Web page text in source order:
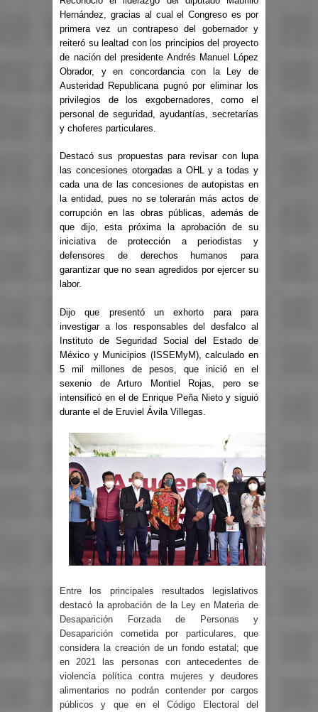
Hernández, gracias al cual el Congreso es por
primera vez un contrapeso del gobernador y
reiteró su lealtad con los principios del proyecto
de nación del presidente Andrés Manuel López
Obrador, y en concordancia con la Ley de
Austeridad Republicana pugnó por eliminar los
privilegios de los exgobernadores, como el
personal de seguridad, ayudantías, secretarías
y choferes particulares.
Destacó sus propuestas para revisar con lupa
las concesiones otorgadas a OHL y a todas y
cada una de las concesiones de autopistas en
la entidad, pues no se tolerarán más actos de
corrupción en las obras públicas, además de
que dijo, esta próxima la aprobación de su
iniciativa de protección a periodistas y
defensores de derechos humanos para
garantizar que no sean agredidos por ejercer su
labor.
Dijo que presentó un exhorto para para
investigar a los responsables del desfalco al
Instituto de Seguridad Social del Estado de
México y Municipios (ISSEMyM), calculado en
5 mil millones de pesos, que inició en el
sexenio de Arturo Montiel Rojas, pero se
intensificó en el de Enrique Peña Nieto y siguió
durante el de Eruviel Ávila Villegas.
Entre los principales resultados legislativos
destacó la aprobación de la Ley en Materia de
Desaparición Forzada de Personas y
Desaparición cometida por particulares, que
considera la creación de un fondo estatal; que
en 2021 las personas con antecedentes de
violencia política contra mujeres y deudores
alimentarios no podrán contender por cargos
públicos y que en el Código Electoral del